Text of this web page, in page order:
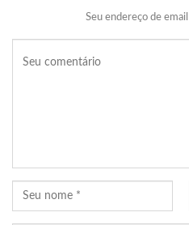
Seu endereço de